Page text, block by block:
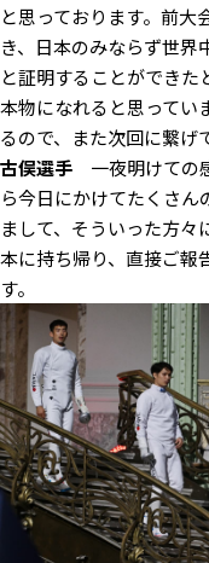
と思っております。前大
き、日本のみならず世界
と証明することができた
本物になれると思ってい
るので、また次回に繋げ
古俣選手 一夜明けての
ら今日にかけてたくさ
まして、そういった方々
本に持ち帰り、直接ご報
す。